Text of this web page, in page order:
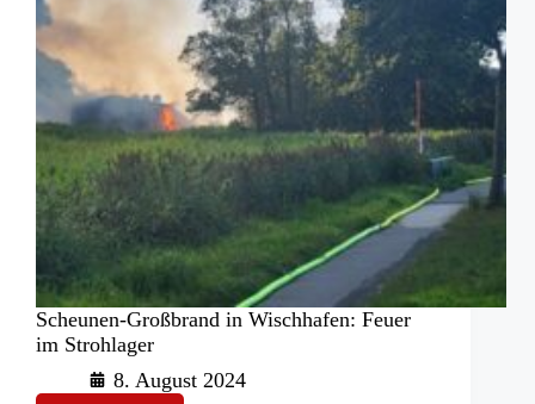
Scheunen-Großbrand in Wischhafen: Feuer
im Strohlager
8. August 2024